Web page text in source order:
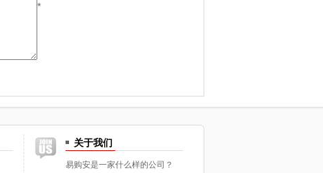
*
关于我们
易购安是一家什么样的公司？